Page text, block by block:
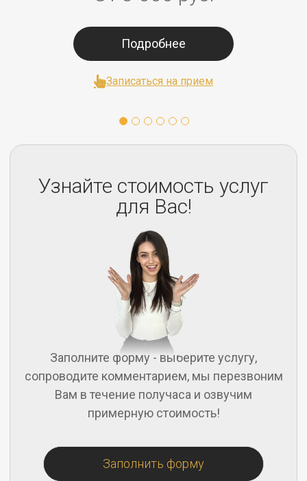
Подробнее
Записаться на прием
Узнайте стоимость услуг
для Вас!
Заполните форму - выберите услугу,
сопроводите комментарием, мы перезвоним
Вам в течение получаса и озвучим
примерную стоимость!
Заполнить форму